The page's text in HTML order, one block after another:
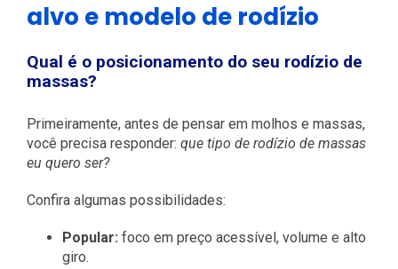
alvo e modelo de rodízio
Qual é o posicionamento do seu rodízio de
massas?
Primeiramente, antes de pensar em molhos e massas,
você precisa responder: que tipo de rodízio de massas
eu quero ser?
Confira algumas possibilidades:
Popular: foco em preço acessível, volume e alto
giro.